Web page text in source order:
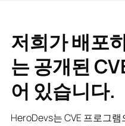
저희가 배포
는 공개된
어 있습니다.
HeroDevs는 CVE 프로그